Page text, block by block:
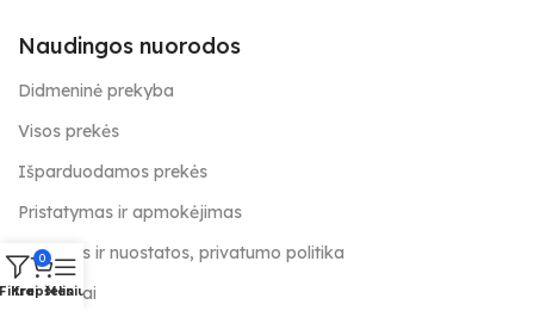
Naudingos nuorodos
Didmeninė prekyba
Visos prekės
Išparduodamos prekės
Pristatymas ir apmokėjimas
Taisyklės ir nuostatos, privatumo politika
Kontaktai
0
Krepšelis
Meniu